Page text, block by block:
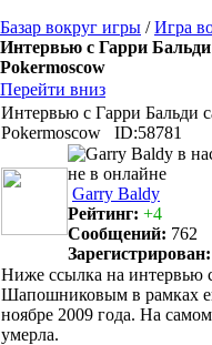
Базар вокруг игры /Игра
Интервью с Гарри Бальди
Pokermoscow
Перейти вниз
Интервью с Гарри Бальди
Pokermoscow
ID:58781
Garry Baldy
Рейтинг: +4
Сообщений: 762
Зарегистрирован:
Ниже ссылка на интервью
Шапошниковым в рамках
ноябре 2009 года. На
умерла.